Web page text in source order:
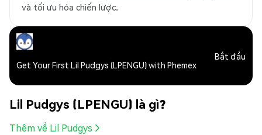
và tối ưu hóa chiến lược.
Get Your First Lil Pudgys (LPENGU) with Phemex
Bắt đầu
Lil Pudgys (LPENGU) là gì?
Thêm về Lil Pudgys